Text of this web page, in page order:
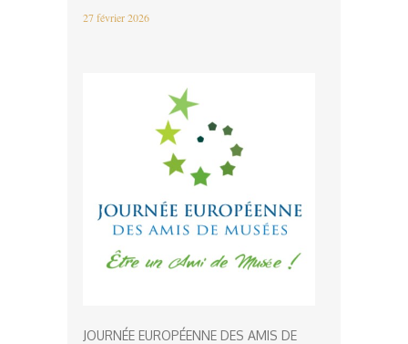
27 février 2026
JOURNÉE EUROPÉENNE DES AMIS DE